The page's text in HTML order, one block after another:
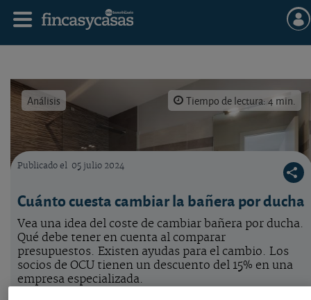
Análisis Tiempo de lectura: 4 min.
Publicado el 05 julio 2024
Cuánto cuesta cambiar la bañera por ducha
Vea una idea del coste de cambiar bañera por ducha.
Qué debe tener en cuenta al comparar
presupuestos. Existen ayudas para el cambio. Los
socios de OCU tienen un descuento del 15% en una
empresa especializada.